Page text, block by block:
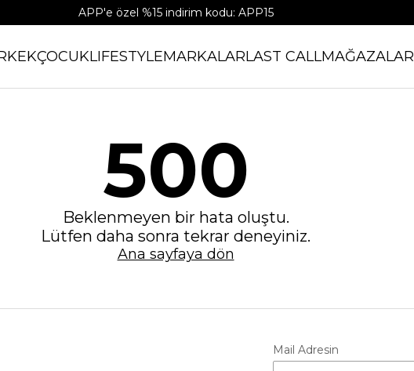
APP'e özel %15 indirim kodu: APP15
ÇOCUKLIFESTYLEMARKALARLAST CALLMAĞAZALAR
500
Beklenmeyen bir hata oluştu.
Lütfen daha sonra tekrar deneyiniz.
Ana sayfaya dön
Mail Adresin